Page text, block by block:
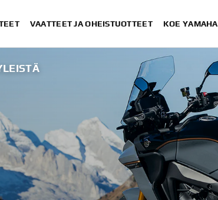
VAATTEET JA OHEISTUOTTEET KOE YAMAHA